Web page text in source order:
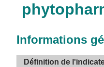
Informations
Définition de